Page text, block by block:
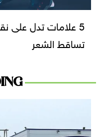
5 علامات تدل على
تساقط الشعر